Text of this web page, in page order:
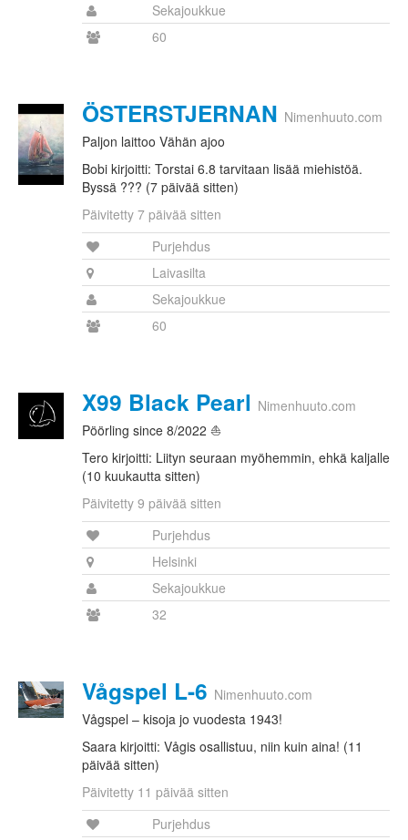
Sekajoukkue
60
ÖSTERSTJERNAN Nimenhuuto.com
Paljon laittoo Vähän ajoo
Bobi kirjoitti: Torstai 6.8 tarvitaan lisää miehistöä.
Byssä ??? (7 päivää sitten)
Päivitetty 7 päivää sitten
Purjehdus
Laivasilta
Sekajoukkue
60
X99 Black Pearl Nimenhuuto.com
Pöörling since 8/2022 ⛵️
Tero kirjoitti: Liityn seuraan myöhemmin, ehkä kaljalle
(10 kuukautta sitten)
Päivitetty 9 päivää sitten
Purjehdus
Helsinki
Sekajoukkue
32
Vågspel L-6 Nimenhuuto.com
Vågspel – kisoja jo vuodesta 1943!
Saara kirjoitti: Vågis osallistuu, niin kuin aina! (11
päivää sitten)
Päivitetty 11 päivää sitten
Purjehdus